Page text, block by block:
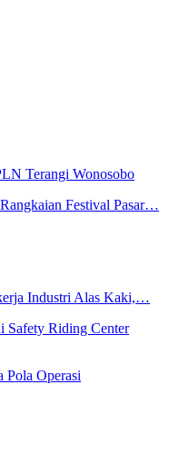
Terangi Wonosobo
Festival Pasar…
Industri Alas Kaki,…
Safety Riding Center
Pola Operasi